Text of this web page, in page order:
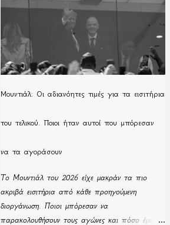
Μουντιάλ: Οι αδιανόητες τιμές για τα εισιτήρια
του τελικού. Ποιοι ήταν αυτοί που μπόρεσαν
να τα αγοράσουν
Το Μουντιάλ του 2026 είχε μακράν τα πιο
ακριβά εισιτήρια από κάθε προηγούμενη
διοργάνωση. Ποιοι μπόρεσαν να
παρακολουθήσουν τους αγώνες και πόσο έμειναν